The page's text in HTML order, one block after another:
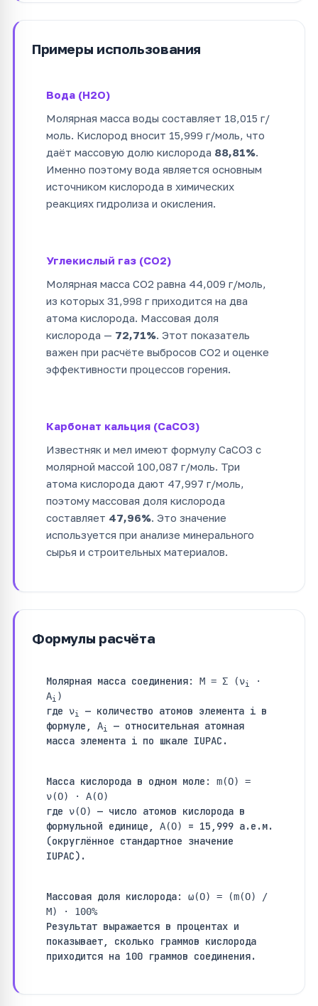
Примеры использования
Вода (H2O)
Молярная масса воды составляет 18,015 г/
моль. Кислород вносит 15,999 г/моль, что
даёт массовую долю кислорода 88,81%.
Именно поэтому вода является основным
источником кислорода в химических
реакциях гидролиза и окисления.
Углекислый газ (CO2)
Молярная масса CO2 равна 44,009 г/моль,
из которых 31,998 г приходится на два
атома кислорода. Массовая доля
кислорода — 72,71%. Этот показатель
важен при расчёте выбросов CO2 и оценке
эффективности процессов горения.
Карбонат кальция (CaCO3)
Известняк и мел имеют формулу CaCO3 с
молярной массой 100,087 г/моль. Три
атома кислорода дают 47,997 г/моль,
поэтому массовая доля кислорода
составляет 47,96%. Это значение
используется при анализе минерального
сырья и строительных материалов.
Формулы расчёта
Молярная масса соединения: M = Σ (νi
·
Ai )
где νi
— количество атомов элемента i в
формуле, Ai
— относительная атомная
масса элемента i по шкале IUPAC.
Масса кислорода в одном моле: m(O) =
ν(O) · A(O)
где ν(O)
— число атомов кислорода в
формульной единице, A(O)
= 15,999 а.е.м.
(округлённое стандартное значение
IUPAC).
Массовая доля кислорода: ω(O) = (m(O) /
M) · 100%
Результат выражается в процентах и
показывает, сколько граммов кислорода
приходится на 100 граммов соединения.